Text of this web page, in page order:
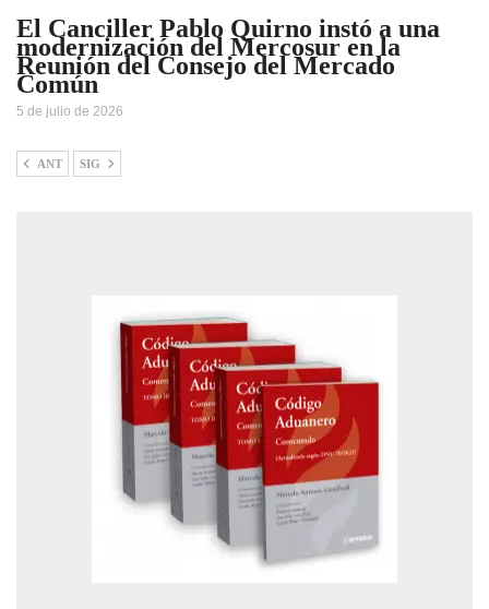
El Canciller Pablo Quirno instó a una
modernización del Mercosur en la
Reunión del Consejo del Mercado
Común
5 de julio de 2026
ANT SIG